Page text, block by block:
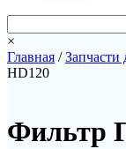
×
Главная /
HD120
Фильтр